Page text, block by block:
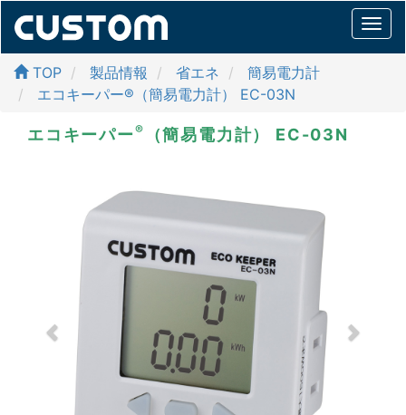
TOP 製品情報 省エネ
簡易電力計
エコキーパー®（簡易電力計） EC-03N
エコキーパー® （簡易電力計） EC-03N